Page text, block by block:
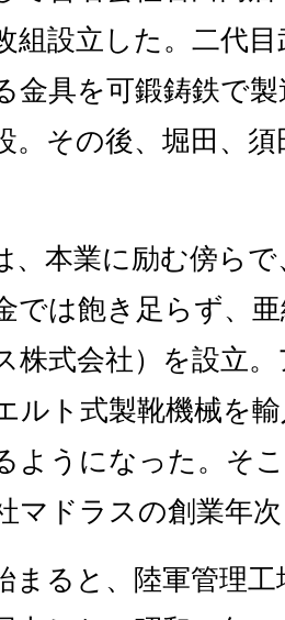
組設立した。二代
金具を可鍛鋳鉄で
。その後、堀田、
本業に励む傍らで
では飽き足らず、
株式会社）を設立
ルト式製靴機械を
ようになった。そ
マドラスの創業年
ると、陸軍管理工